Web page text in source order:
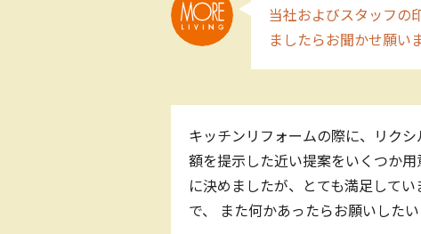
当社およびスタッフの
ましたらお聞かせ願いま
キッチンリフォームの際に、リク
額を提示した近い提案をいくつか
に決めましたが、とても満足して
で、 また何かあったらお願いしたい